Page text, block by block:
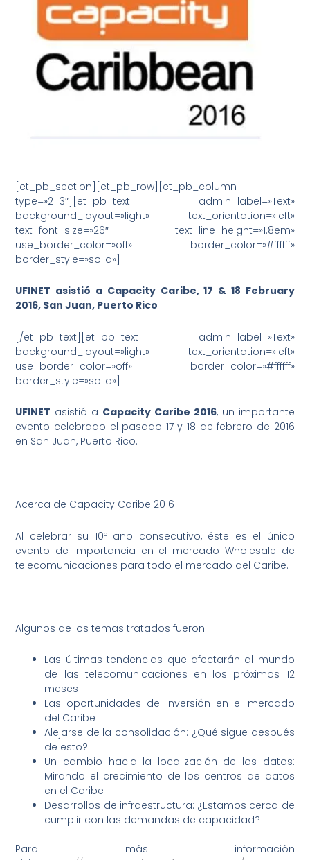
[et_pb_section][et_pb_row][et_pb_column
type=»2_3″][et_pb_text admin_label=»Text»
background_layout=»light» text_orientation=»left»
text_font_size=»26″ text_line_height=»1.8em»
use_border_color=»off» border_color=»#ffffff»
border_style=»solid»]
UFINET asistió a Capacity Caribe, 17 & 18 February
2016, San Juan, Puerto Rico
[/et_pb_text][et_pb_text admin_label=»Text»
background_layout=»light» text_orientation=»left»
use_border_color=»off» border_color=»#ffffff»
border_style=»solid»]
UFINET asistió a Capacity Caribe 2016, un importante
evento celebrado el pasado 17 y 18 de febrero de 2016
en San Juan, Puerto Rico.
Acerca de Capacity Caribe 2016
Al celebrar su 10º año consecutivo, éste es el único
evento de importancia en el mercado Wholesale de
telecomunicaciones para todo el mercado del Caribe.
Algunos de los temas tratados fueron:
Las últimas tendencias que afectarán al mundo
de las telecomunicaciones en los próximos 12
meses
Las oportunidades de inversión en el mercado
del Caribe
Alejarse de la consolidación: ¿Qué sigue después
de esto?
Un cambio hacia la localización de los datos:
Mirando el crecimiento de los centros de datos
en el Caribe
Desarrollos de infraestructura: ¿Estamos cerca de
cumplir con las demandas de capacidad?
Para más información